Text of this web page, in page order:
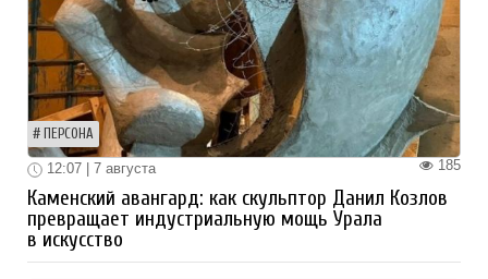
ПЕРСОНА
185
12:07 | 7 августа
Каменский авангард: как скульптор Данил Козлов
превращает индустриальную мощь Урала
в искусство